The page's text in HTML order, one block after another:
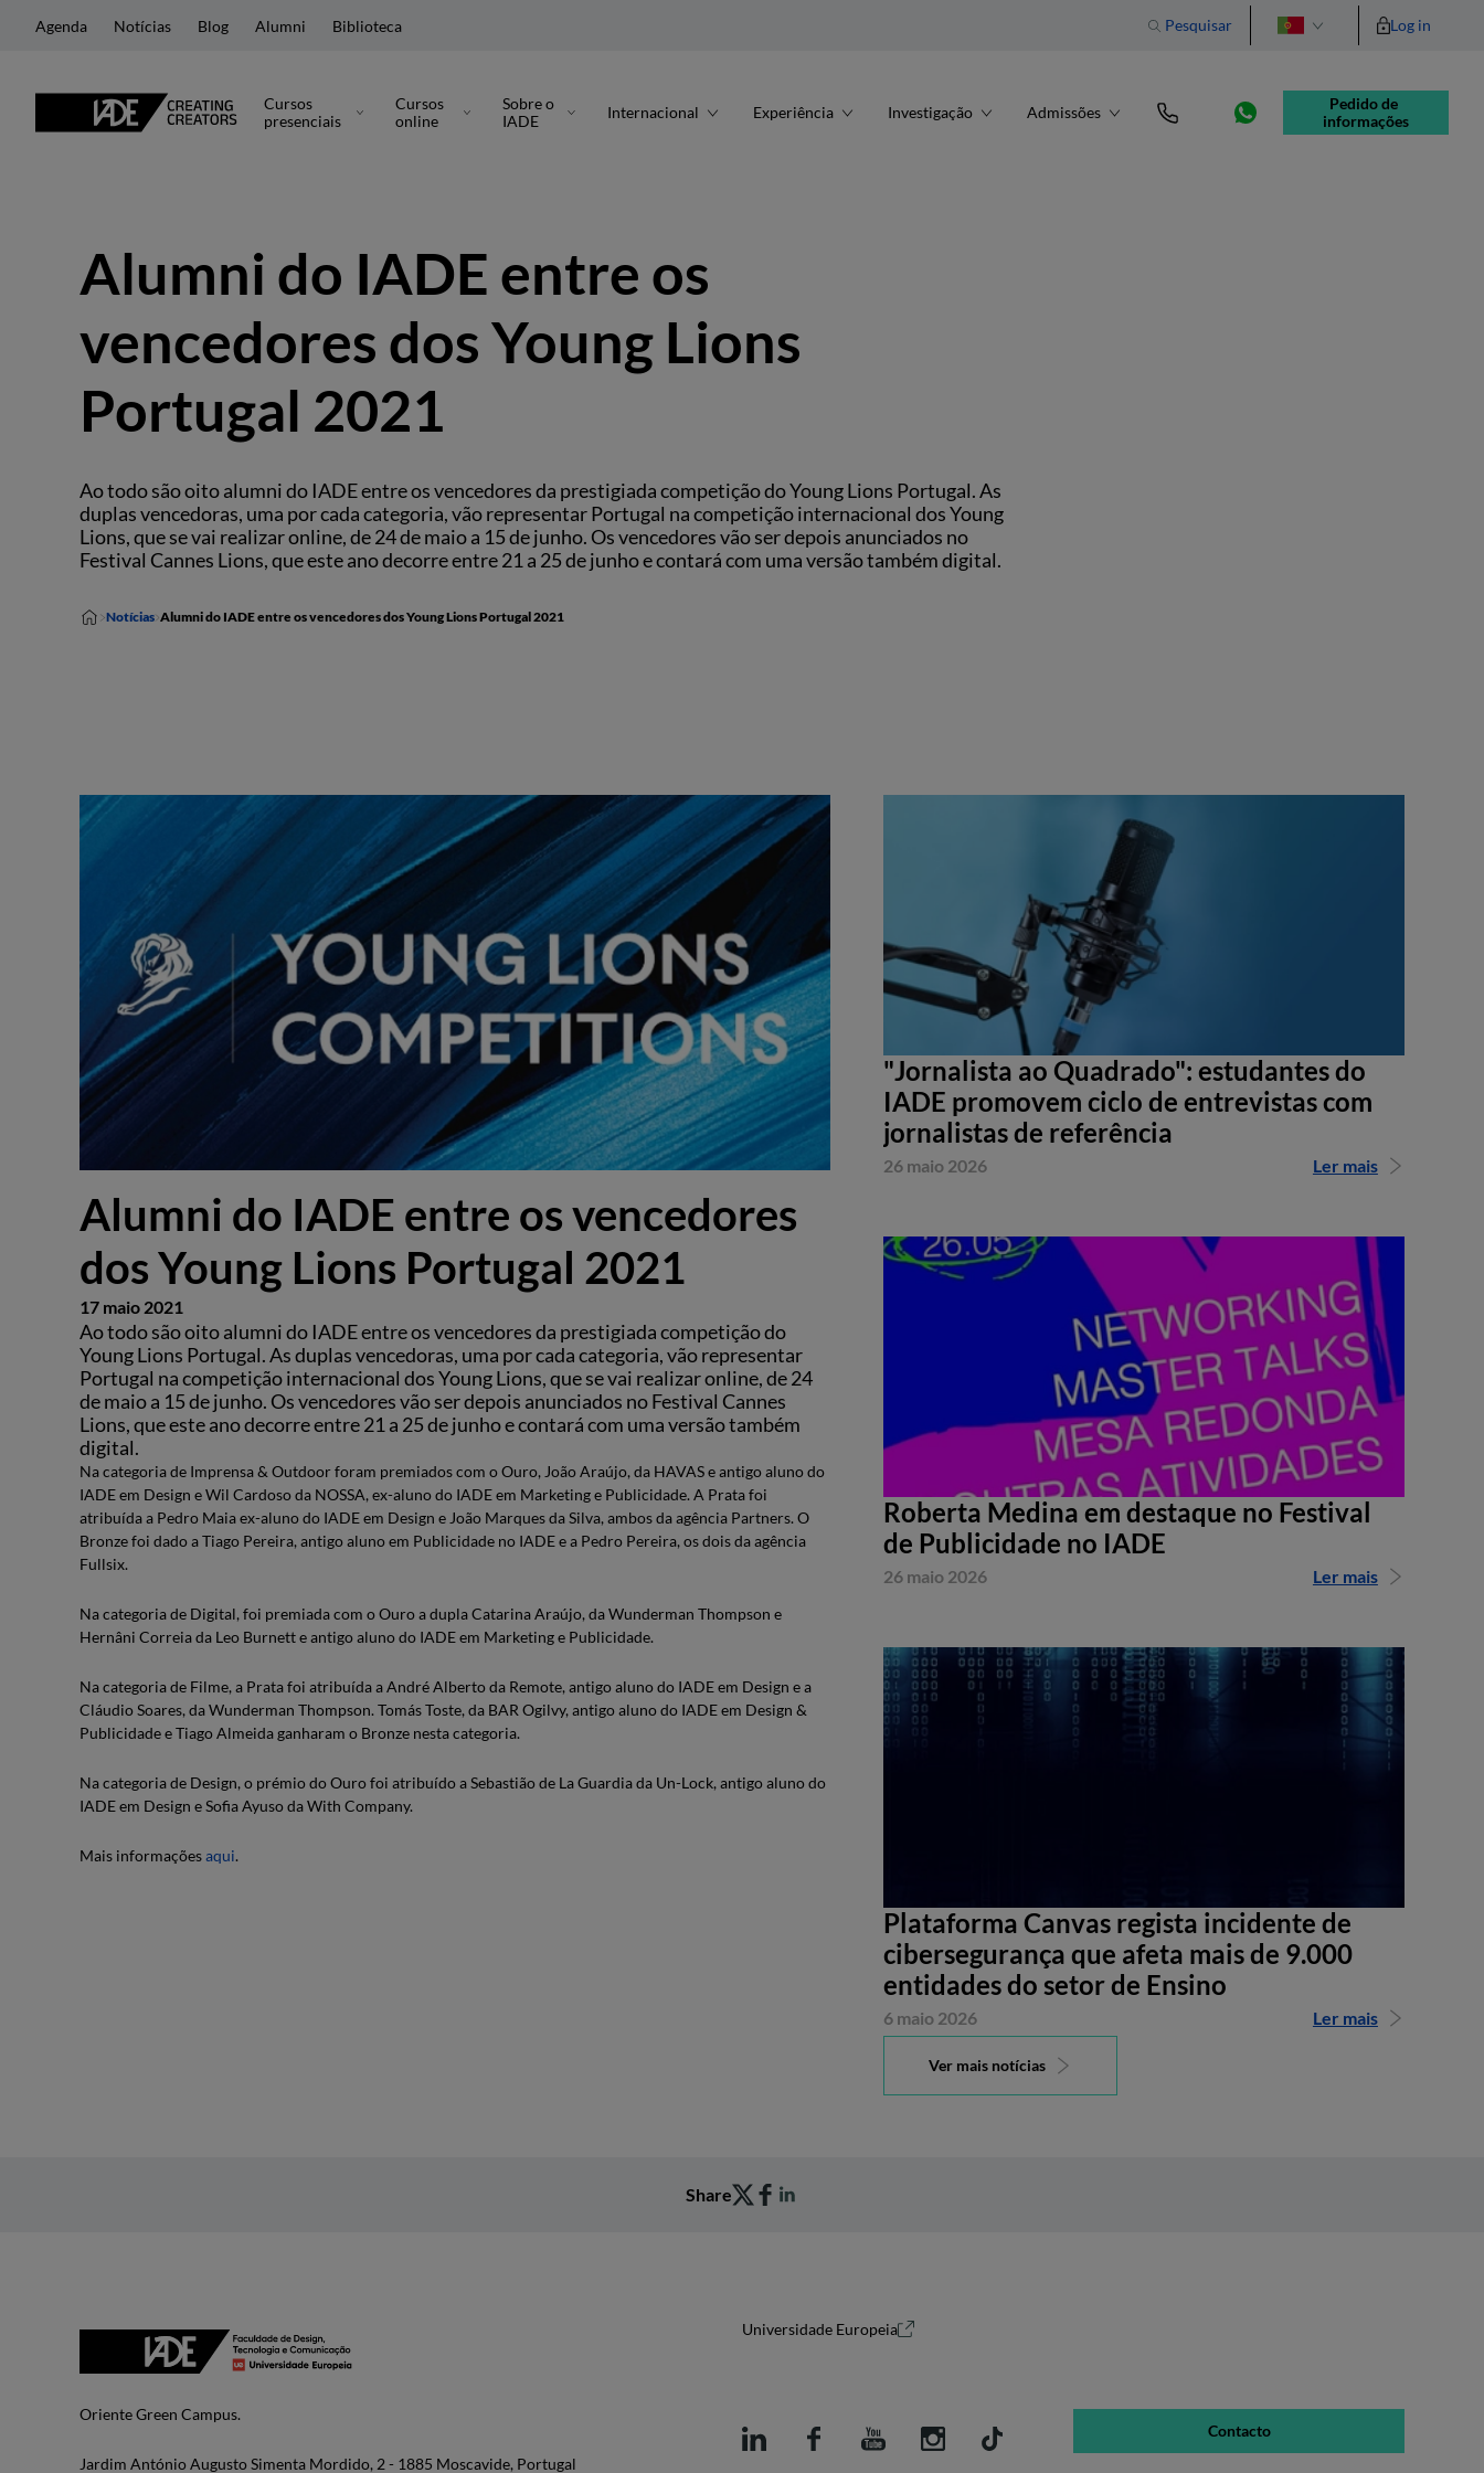
Agenda Notícias Blog Alumni Biblioteca
Pesquisar
English
Log in
Cursos
presenciais
Cursos
online
Sobre o
IADE
Internacional Experiência Investigação Admissões
Pedido de
informações
Alumni do IADE entre os
vencedores dos Young Lions
Portugal 2021
Ao todo são oito alumni do IADE entre os vencedores da prestigiada competição do Young Lions Portugal. As
duplas vencedoras, uma por cada categoria, vão representar Portugal na competição internacional dos Young
Lions, que se vai realizar online, de 24 de maio a 15 de junho. Os vencedores vão ser depois anunciados no
Festival Cannes Lions, que este ano decorre entre 21 a 25 de junho e contará com uma versão também digital.
Notícias Alumni do IADE entre os vencedores dos Young Lions Portugal 2021
Alumni do IADE entre os vencedores
dos Young Lions Portugal 2021
17 maio 2021
Ao todo são oito alumni do IADE entre os vencedores da prestigiada competição do
Young Lions Portugal. As duplas vencedoras, uma por cada categoria, vão representar
Portugal na competição internacional dos Young Lions, que se vai realizar online, de 24
de maio a 15 de junho. Os vencedores vão ser depois anunciados no Festival Cannes
Lions, que este ano decorre entre 21 a 25 de junho e contará com uma versão também
digital.
Na categoria de Imprensa & Outdoor foram premiados com o Ouro, João Araújo, da HAVAS e antigo aluno do
IADE em Design e Wil Cardoso da NOSSA, ex-aluno do IADE em Marketing e Publicidade. A Prata foi
atribuída a Pedro Maia ex-aluno do IADE em Design e João Marques da Silva, ambos da agência Partners. O
Bronze foi dado a Tiago Pereira, antigo aluno em Publicidade no IADE e a Pedro Pereira, os dois da agência
Fullsix.
Na categoria de Digital, foi premiada com o Ouro a dupla Catarina Araújo, da Wunderman Thompson e
Hernâni Correia da Leo Burnett e antigo aluno do IADE em Marketing e Publicidade.
Na categoria de Filme, a Prata foi atribuída a André Alberto da Remote, antigo aluno do IADE em Design e a
Cláudio Soares, da Wunderman Thompson. Tomás Toste, da BAR Ogilvy, antigo aluno do IADE em Design &
Publicidade e Tiago Almeida ganharam o Bronze nesta categoria.
Na categoria de Design, o prémio do Ouro foi atribuído a Sebastião de La Guardia da Un-Lock, antigo aluno do
IADE em Design e Sofia Ayuso da With Company.
Mais informaçõesaqui.
"Jornalista ao Quadrado": estudantes do
IADE promovem ciclo de entrevistas com
jornalistas de referência
26 maio 2026 Ler mais
Roberta Medina em destaque no Festival
de Publicidade no IADE
26 maio 2026 Ler mais
Plataforma Canvas regista incidente de
cibersegurança que afeta mais de 9.000
entidades do setor de Ensino
6 maio 2026 Ler mais
Ver mais notícias
Share
Oriente Green Campus.
Jardim António Augusto Simenta Mordido, 2 - 1885 Moscavide, Portugal
Universidade Europeia
Contacto